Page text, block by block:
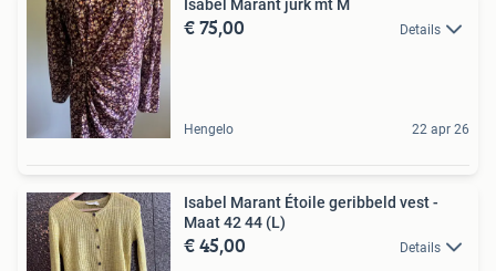
Isabel Marant jurk mt M
€ 75,00 Details
Hengelo 22 apr 26
Isabel Marant Étoile geribbeld vest -
Maat 42 44 (L)
€ 45,00 Details